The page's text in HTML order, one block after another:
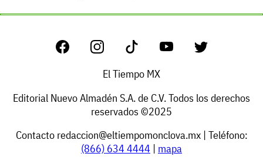
El Tiempo MX
Editorial Nuevo Almadén S.A. de C.V. Todos los derechos
reservados ©2025
Contacto redaccion@eltiempomonclova.mx| Teléfono:
(866) 634 4444 | mapa